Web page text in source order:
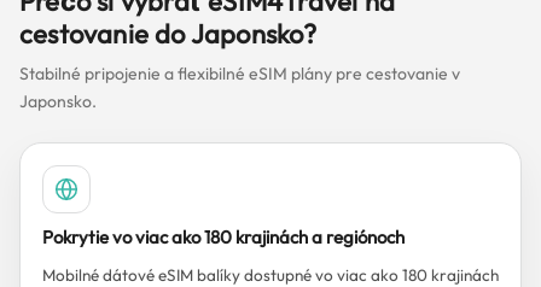
cestovanie do Japonsko?
Stabilné pripojenie a flexibilné eSIM plány pre cestovanie v
Japonsko.
Pokrytie vo viac ako 180 krajinách a regiónoch
Mobilné dátové eSIM balíky dostupné vo viac ako 180 krajinách